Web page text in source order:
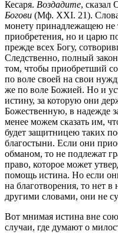
Кесаря. Воздадите, сказал
Богови (Мф. XXI. 21).
монету принадлежащею не
приобретения, но и царю
прежде всех Богу,
Следственно, полный
том, чтобы приобретший
по воле своей на свои
же по воле Божией. Но и
истину, за которую они
Божественную, в надежде
менее можем сказать им,
будет защитницею таких
благостыни. Если они
обманом, то не подлежат
право, которое может
помощь истина. Но если
на благотворения, то нет
другими словами, они не
Вот мнимая истина вне
случаи, где думают о